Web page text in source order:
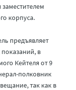
корпуса.
предъявляет
в
Кейтеля от 9
полковник
так как в